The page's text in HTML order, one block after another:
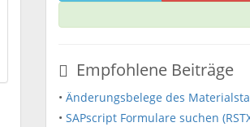
Empfohlene Beiträge
• Änderungsbelege des
• SAPscript Formulare suchen